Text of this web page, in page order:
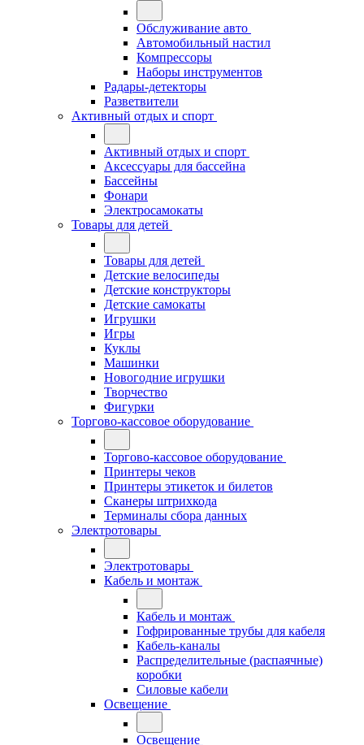
Обслуживание авто
Автомобильный настил
Компрессоры
Наборы инструментов
Радары-детекторы
Разветвители
Активный отдых и спорт
Активный отдых и спорт
Аксессуары для бассейна
Бассейны
Фонари
Электросамокаты
Товары для детей
Товары для детей
Детские велосипеды
Детские конструкторы
Детские самокаты
Игрушки
Игры
Куклы
Машинки
Новогодние игрушки
Творчество
Фигурки
Торгово-кассовое оборудование
Торгово-кассовое оборудование
Принтеры чеков
Принтеры этикеток и билетов
Сканеры штрихкода
Терминалы сбора данных
Электротовары
Электротовары
Кабель и монтаж
Кабель и монтаж
Гофрированные трубы для кабеля
Кабель-каналы
Распределительные (распаячные)
коробки
Силовые кабели
Освещение
Освещение